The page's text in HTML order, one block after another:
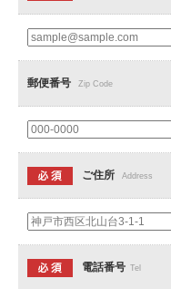
郵便番号 Zip Code
ご住所 Address
電話番号 Tel